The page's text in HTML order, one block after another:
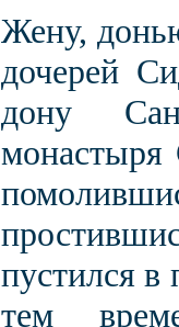
Жену,
дочерей
дону
пустился в
тем